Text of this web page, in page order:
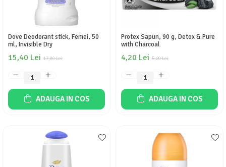
Detergent rufe lichid
Detergent rufe pudră
Balsam de rufe
Înălbitor și îndepărtare pete
Soluții anticalcar, igienizante și
întreținere țesături
Odorizanți cameră
Dove Deodorant stick, Femei, 50
ml, Invisible Dry
17,80 Lei
15,40 Lei
ADAUGA IN COS
Protex Sapun, 90 g, Detox & Pure
with Charcoal
5,20 Lei
4,20 Lei
ADAUGA IN COS